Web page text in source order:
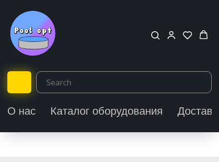
О нас Каталог оборудования